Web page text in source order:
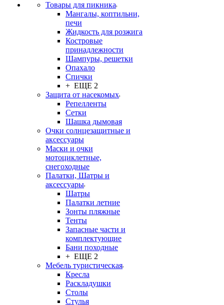
Товары для пикника
Мангалы, коптильни,
печи
Жидкость для розжига
Костровые
принадлежности
Шампуры, решетки
Опахало
Спички
+ ЕЩЕ 2
Защита от насекомых
Репелленты
Сетки
Шашка дымовая
Очки солнцезащитные и
аксессуары
Маски и очки
мотоциклетные,
снегоходные
Палатки, Шатры и
аксессуары
Шатры
Палатки летние
Зонты пляжные
Тенты
Запасные части и
комплектующие
Бани походные
+ ЕЩЕ 2
Мебель туристическая
Кресла
Раскладушки
Столы
Стулья